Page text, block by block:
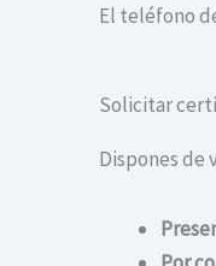
El teléfono
Solicitar
Dispones de